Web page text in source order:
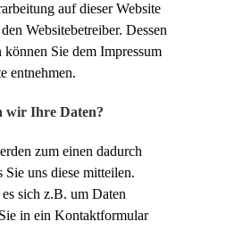
auf dieser Website
Websitebetreiber. Dessen
Sie dem Impressum
entnehmen.
wir Ihre Daten?
zum einen dadurch
Sie uns diese mitteilen.
sich z.B. um Daten
in ein Kontaktformular